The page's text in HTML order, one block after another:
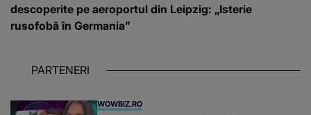
descoperite pe aeroportul din Leipzig: „Isterie
rusofobă în Germania”
PARTENERI
WOWBIZ.RO